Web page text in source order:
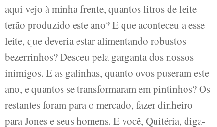
aqui vejo à minha frente, quantos litros de leite
terão produzido este ano? E que aconteceu a esse
leite, que deveria estar alimentando robustos
bezerrinhos? Desceu pela garganta dos nossos
inimigos. E as galinhas, quanto ovos puseram este
ano, e quantos se transformaram em pintinhos? Os
restantes foram para o mercado, fazer dinheiro
para Jones e seus homens. E você, Quitéria, diga-